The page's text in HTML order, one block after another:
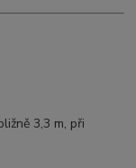
3,3 m, při